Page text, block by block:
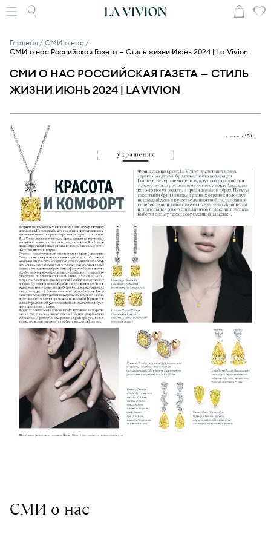
Главная
СМИ о нас
СМИ о нас Российская Газета — Стиль жизни Июнь 2024 | La Vivion
СМИ О НАС РОССИЙСКАЯ ГАЗЕТА — СТИЛЬ
ЖИЗНИ ИЮНЬ 2024 | LA VIVION
СМИ о нас